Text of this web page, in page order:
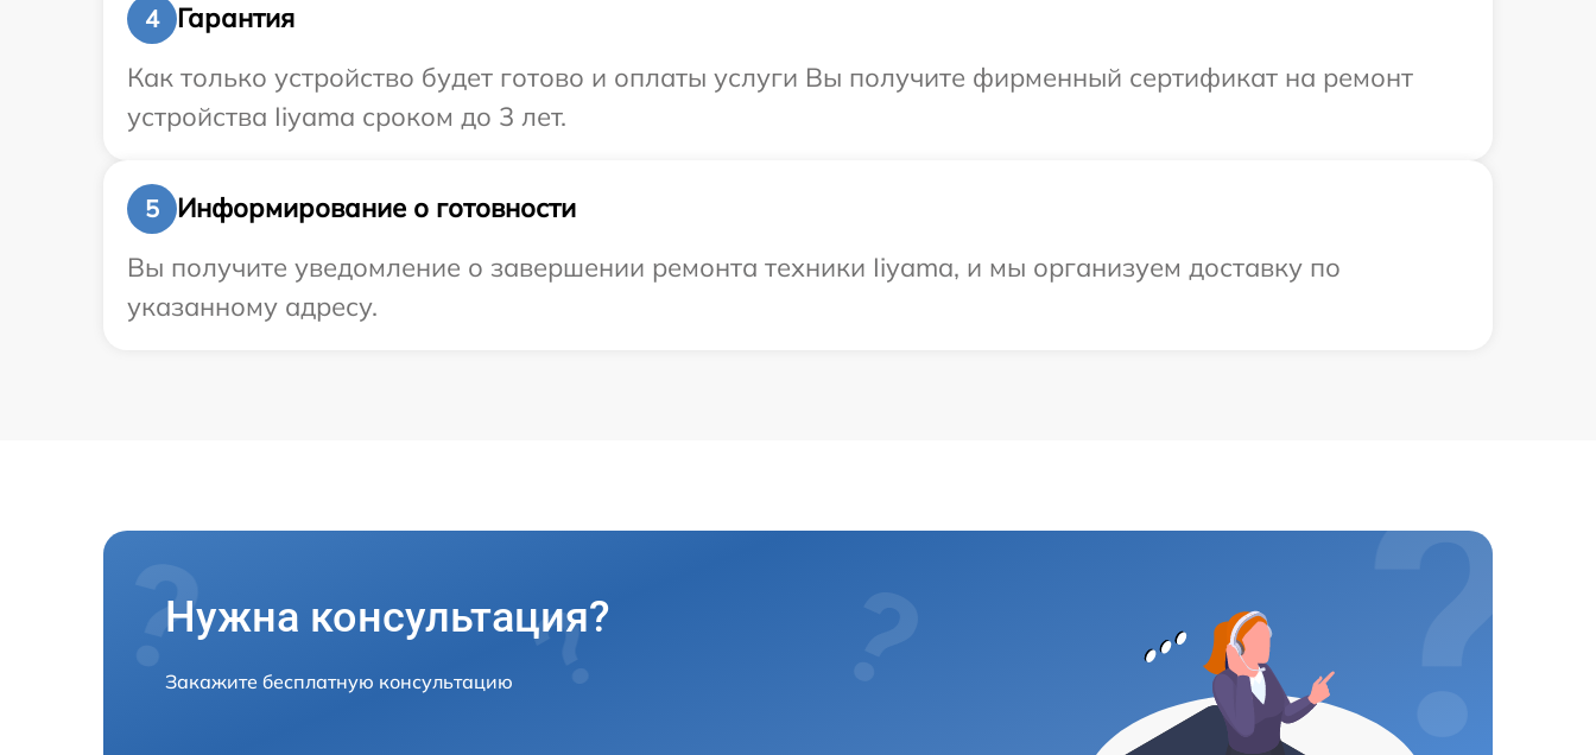
4
Гарантия
Как только устройство будет готово и оплаты услуги Вы получите фирменный сертификат на ремонт
устройства Iiyama сроком до 3 лет.
5
Информирование о готовности
Вы получите уведомление о завершении ремонта техники Iiyama, и мы организуем доставку по
указанному адресу.
Нужна консультация?
Закажите бесплатную консультацию